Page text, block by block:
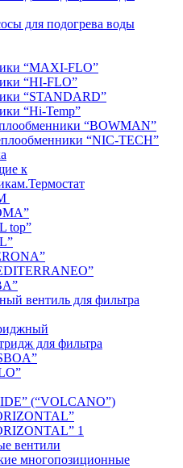
для подогрева воды
“MAXI-FLO”
“HI-FLO”
“STANDARD”
“Hi-Temp”
“BOWMAN”
“NIC-TECH”
к
top”
вентиль для фильтра
для фильтра
(“VOLСANO”)
1
вентили
многопозиционные